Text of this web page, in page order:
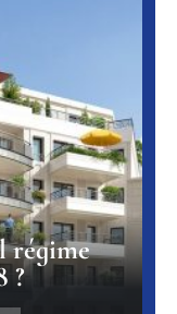
régime
?